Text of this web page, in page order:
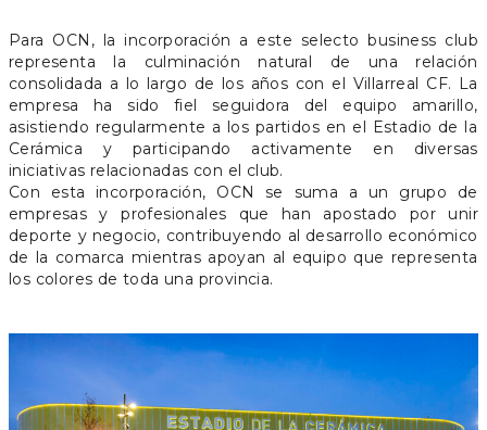
Para OCN, la incorporación a este selecto business club
representa la culminación natural de una relación
consolidada a lo largo de los años con el Villarreal CF. La
empresa ha sido fiel seguidora del equipo amarillo,
asistiendo regularmente a los partidos en el Estadio de la
Cerámica y participando activamente en diversas
iniciativas relacionadas con el club.
Con esta incorporación, OCN se suma a un grupo de
empresas y profesionales que han apostado por unir
deporte y negocio, contribuyendo al desarrollo económico
de la comarca mientras apoyan al equipo que representa
los colores de toda una provincia.